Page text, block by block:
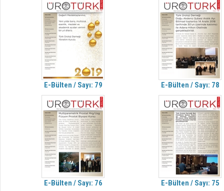
E-Bülten / Sayı: 79 E-Bülten / Sayı: 78
E-Bülten / Sayı: 76 E-Bülten / Sayı: 75